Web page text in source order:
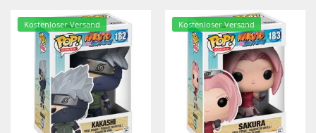
Kostenloser Versand Kostenloser Versand